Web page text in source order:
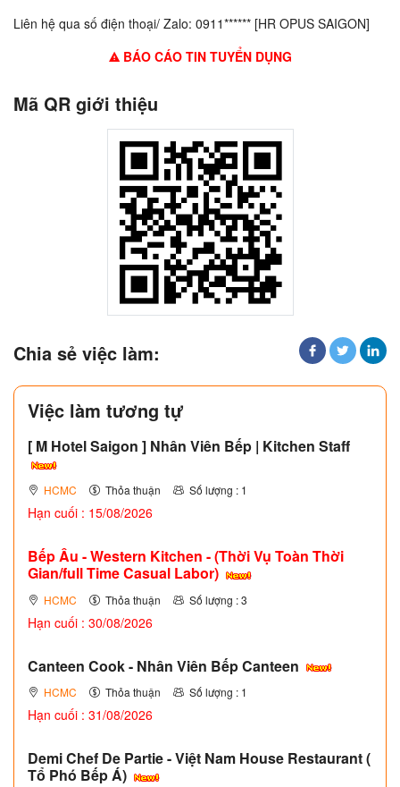
Liên hệ qua số điện thoại/ Zalo: 0911****** [HR OPUS SAIGON]
BÁO CÁO TIN TUYỂN DỤNG
Mã QR giới thiệu
Chia sẻ việc làm:
Việc làm tương tự
[ M Hotel Saigon ] Nhân Viên Bếp | Kitchen Staff
HCMC Thỏa thuận Số lượng : 1
Hạn cuối : 15/08/2026
Bếp Âu - Western Kitchen - (Thời Vụ Toàn Thời
Gian/full Time Casual Labor)
HCMC Thỏa thuận Số lượng : 3
Hạn cuối : 30/08/2026
Canteen Cook - Nhân Viên Bếp Canteen
HCMC Thỏa thuận Số lượng : 1
Hạn cuối : 31/08/2026
Demi Chef De Partie - Việt Nam House Restaurant (
Tổ Phó Bếp Á)